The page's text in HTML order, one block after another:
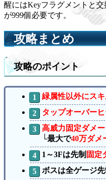
醒にはKeyフラグメントと
が999個必要です。
攻略まとめ
攻略のポイント
緑属性以外にス
タップオーバーヒ
高威力固定ダメ
└最大で40万ダメ
1～3Fは先制 固定
ボスは全ゲージ